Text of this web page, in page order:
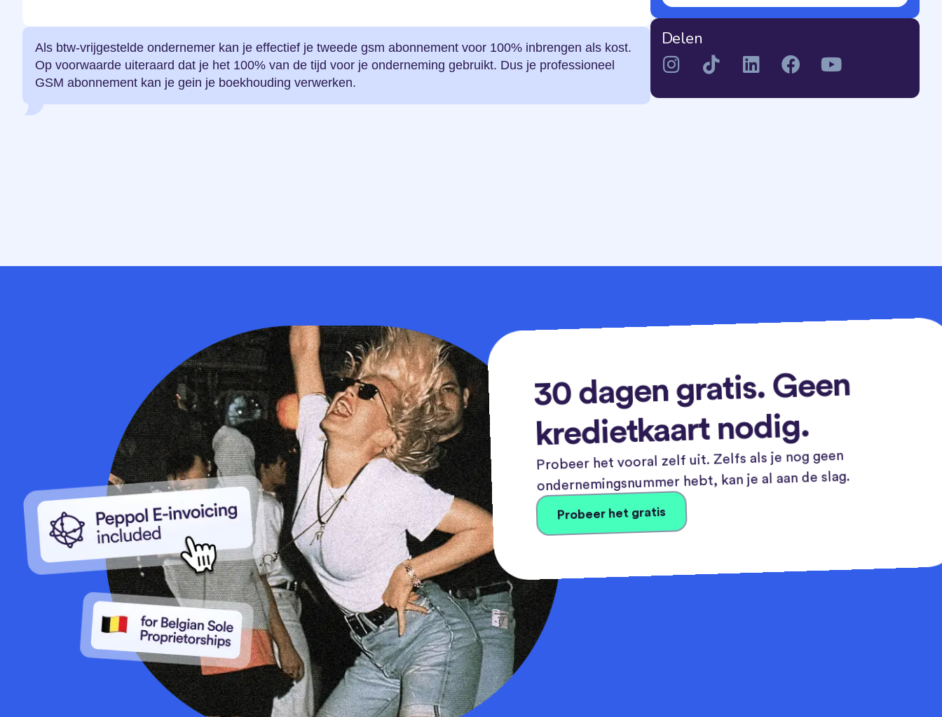
Als btw-vrijgestelde ondernemer kan je effectief je tweede gsm abonnement voor 100% inbrengen als kost.
Op voorwaarde uiteraard dat je het 100% van de tijd voor je onderneming gebruikt. Dus je professioneel
GSM abonnement kan je gein je boekhouding verwerken.
Delen
30 dagen gratis. Geen
kredietkaart nodig.
Probeer het vooral zelf uit. Zelfs als je nog geen
ondernemingsnummer hebt, kan je al aan de slag.
Probeer het gratis